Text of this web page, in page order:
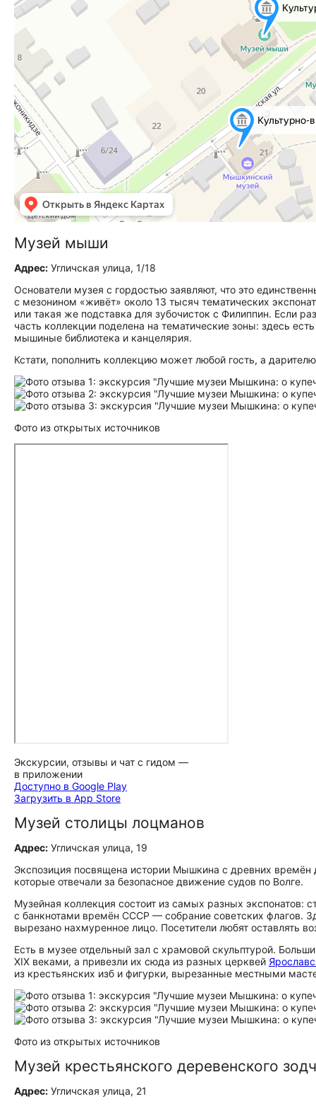
Музей мыши
Адрес: Угличская улица, 1/18
Основатели музея с гордостью заявляют, что это
с мезонином «живёт» около 13 тысяч тематических
или такая же подставка для зубочисток с Филиппин. Если
часть коллекции поделена на тематические зоны: здесь
мышиные библиотека и канцелярия.
Кстати, пополнить коллекцию может любой гость, а
Фото из открытых источников
Экскурсии, отзывы и чат с гидом —
в приложении
Доступно в Google Play
Загрузить в App Store
Музей столицы лоцманов
Адрес: Угличская улица, 19
Экспозиция посвящена истории Мышкина с древних
которые отвечали за безопасное движение судов по Волге.
Музейная коллекция состоит из самых разных
с банкнотами времён СССР — собрание советских флагов.
вырезано нахмуренное лицо. Посетители любят оставлять
Есть в музее отдельный зал с храмовой скульптурой.
XIX веками, а привезли их сюда из разных церквей
из крестьянских изб и фигурки, вырезанные местными
Фото из открытых источников
Музей крестьянского деревенского
Адрес: Угличская улица, 21